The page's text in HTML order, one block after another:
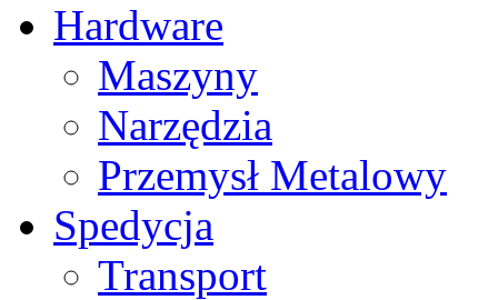
Hardware
Maszyny
Narzędzia
Przemysł Metalowy
Spedycja
Transport